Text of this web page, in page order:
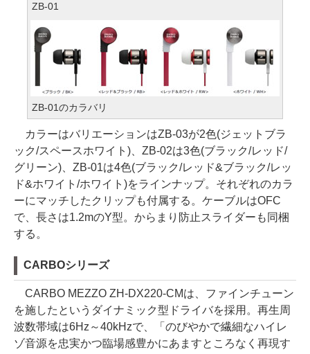
ZB-01
ZB-01のカラバリ
カラーはバリエーションはZB-03が2色(ジェットブラ
ック/スペースホワイト)、ZB-02は3色(ブラック/レッド/
グリーン)、ZB-01は4色(ブラック/レッド&ブラック/レッ
ド&ホワイト/ホワイト)をラインナップ。それぞれのカラ
ーにマッチしたクリップも付属する。ケーブルはOFC
で、長さは1.2mのY型。からまり防止スライダーも同梱
する。
CARBOシリーズ
CARBO MEZZO ZH-DX220-CMは、ファインチューン
を施したというダイナミック型ドライバを採用。再生周
波数帯域は6Hz～40kHzで、「のびやかで繊細なハイレ
ゾ音源を忠実かつ臨場感豊かにあますところなく再現す